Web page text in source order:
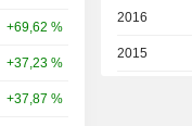
+69,62 %
+37,23 %
+37,87 %
2016
2015